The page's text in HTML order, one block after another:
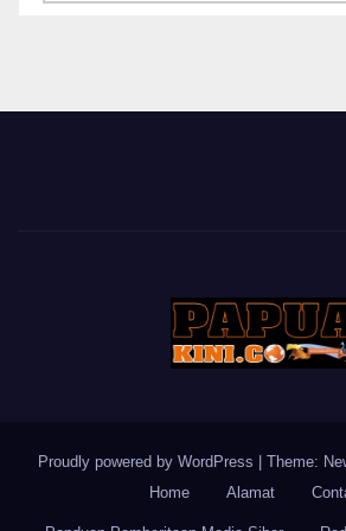
Proudly powered by WordPress Theme:
Home
Alamat